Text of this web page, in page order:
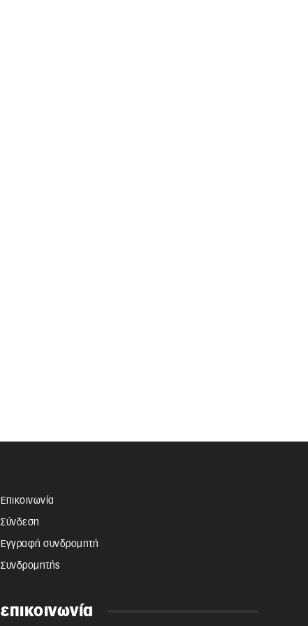
Επικοινωνία
Σύνδεση
Εγγραφή συνδρομητή
Συνδρομητής
επικοινωνία